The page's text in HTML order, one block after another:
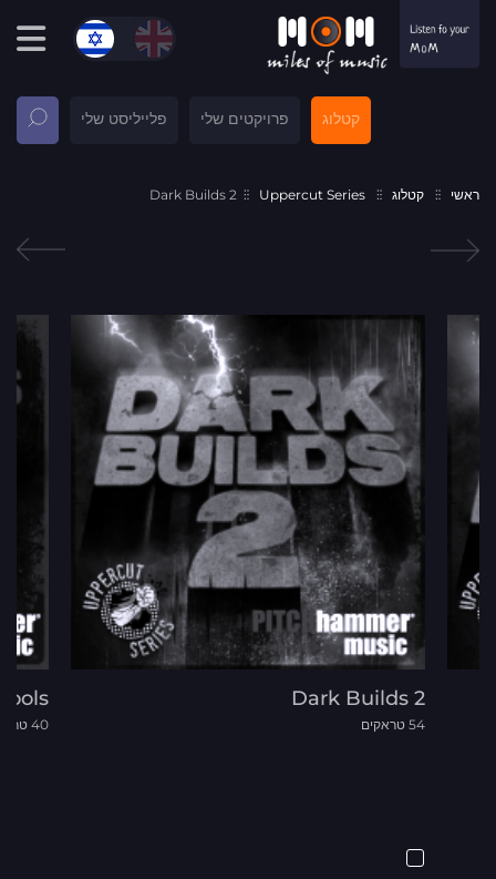
קטלוג פרויקטים שלי פלייליסט שלי
ראשי קטלוג Uppercut Series
Dark Builds 2
Dark Builds 2
54 טראקים 40 טראקים